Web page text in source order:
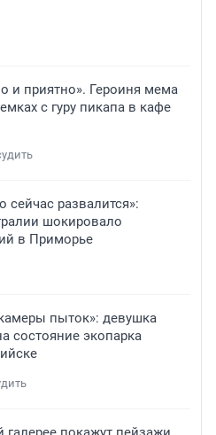
и приятно». Героиня мема
с гуру пикапа в кафе
сейчас развалится»:
шокировало
в Приморье
пыток»: девушка
состояние экопарка